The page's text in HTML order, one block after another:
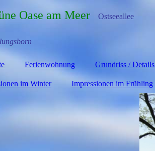
Oase am Meer Ostseeallee
Ferienwohnung Grundriss / Details
im Winter Impressionen im Frühling